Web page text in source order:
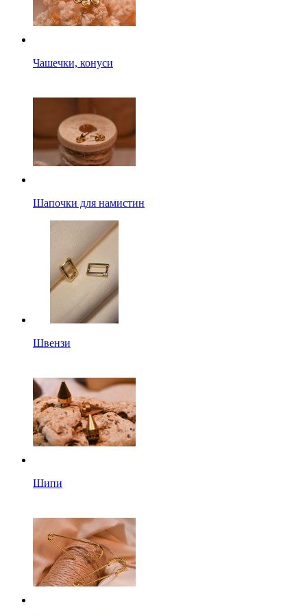
Чашечки, конуси
Шапочки для намистин
Швензи
Шипи